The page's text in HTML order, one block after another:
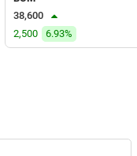
38,600
2,500
6.93%